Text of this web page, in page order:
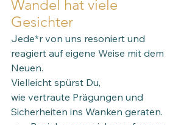
Wandel hat viele
Gesichter
Jede*r von uns resoniert und
reagiert auf eigene Weise mit dem
Neuen.
Vielleicht spürst Du,
wie vertraute Prägungen und
Sicherheiten ins Wanken geraten.